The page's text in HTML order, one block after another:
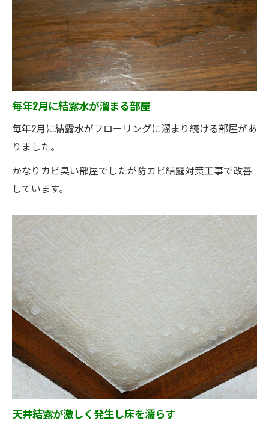
毎年2月に結露水が溜まる部屋
毎年2月に結露水がフローリングに溜まり続ける部屋があ
りました。
かなりカビ臭い部屋でしたが防カビ結露対策工事で改善
しています。
天井結露が激しく発生し床を濡らす